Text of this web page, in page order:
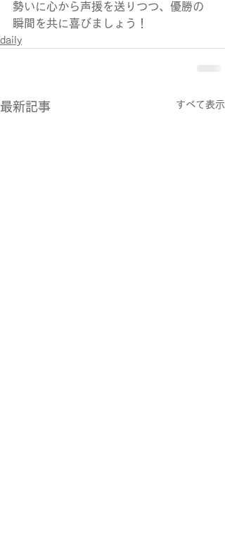
勢いに心から声援を送りつつ、優勝の
瞬間を共に喜びましょう！
daily
最新記事 すべて表示